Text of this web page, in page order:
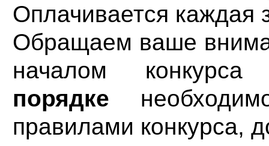
Оплачивается каждая
Обращаем ваше
началом
порядке
правилами конкурса,